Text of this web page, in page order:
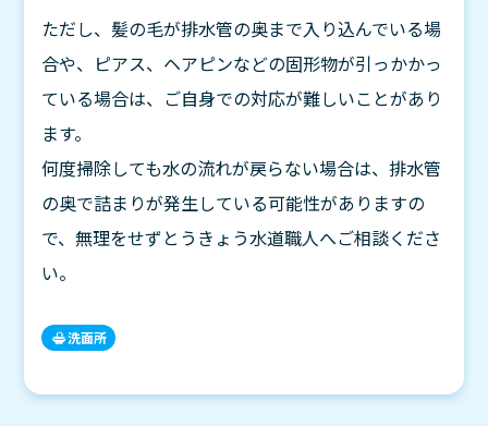
ただし、髪の毛が排水管の奥まで入り込んでいる場
合や、ピアス、ヘアピンなどの固形物が引っかかっ
ている場合は、ご自身での対応が難しいことがあり
ます。
何度掃除しても水の流れが戻らない場合は、排水管
の奥で詰まりが発生している可能性がありますの
で、無理をせずとうきょう水道職人へご相談くださ
い。
洗面所